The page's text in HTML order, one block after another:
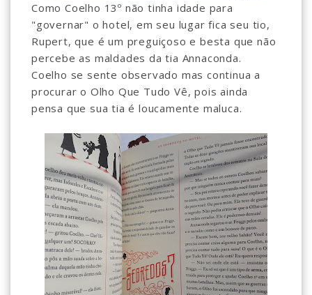
Como Coelho 13º não tinha idade para
"governar" o hotel, em seu lugar fica seu tio,
Rupert, que é um preguiçoso e besta que não
percebe as maldades da tia Annaconda.
Coelho se sente observado mas continua a
procurar o Olho Que Tudo Vê, pois ainda
pensa que sua tia é loucamente maluca.